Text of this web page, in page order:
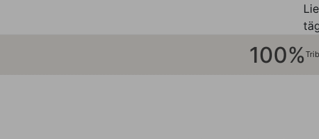
100%